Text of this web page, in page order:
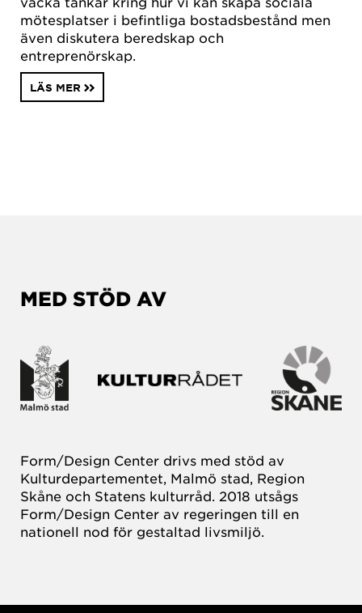
mötesplatser i befintliga bostadsbestånd men
även diskutera beredskap och
entreprenörskap.
LÄS MER
MED STÖD AV
Form/Design Center drivs med stöd av
Kulturdepartementet, Malmö stad, Region
Skåne och Statens kulturråd. 2018 utsågs
Form/Design Center av regeringen till en
nationell nod för gestaltad livsmiljö.